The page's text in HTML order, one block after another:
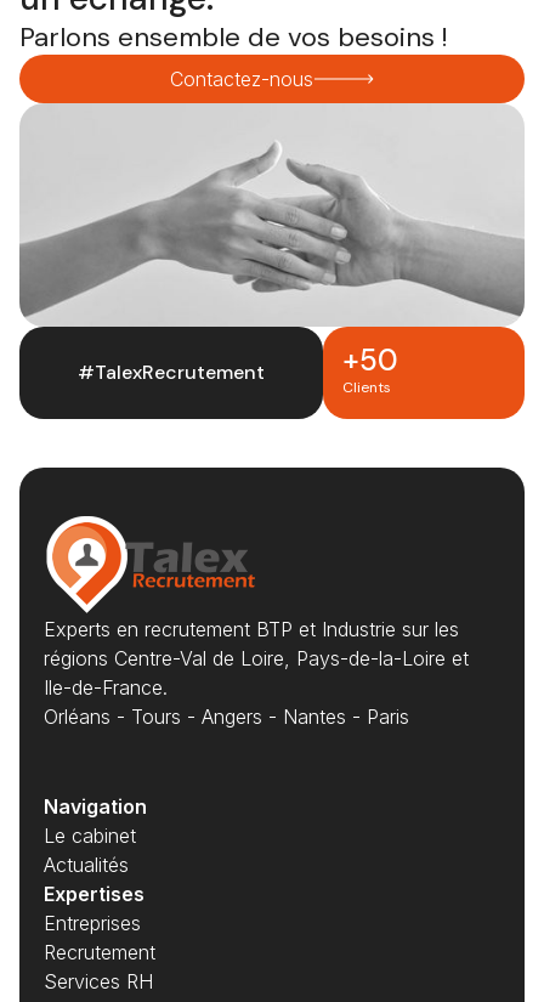
Parlons ensemble de vos besoins !
Contactez-nous
#TalexRecrutement +50
Clients
Experts en recrutement BTP et Industrie sur les
régions Centre-Val de Loire, Pays-de-la-Loire et
Ile-de-France.
Orléans - Tours - Angers - Nantes - Paris
Navigation
Le cabinet
Actualités
Expertises
Entreprises
Recrutement
Services RH